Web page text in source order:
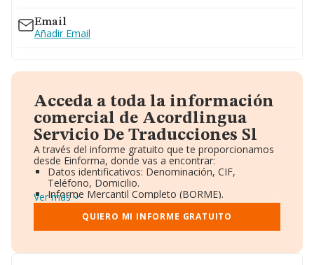
Email
Añadir Email
Acceda a toda la información
comercial de Acordlingua
Servicio De Traducciones Sl
A través del informe gratuito que te proporcionamos
desde Einforma, donde vas a encontrar:
Datos identificativos: Denominación, CIF,
Teléfono, Domicilio.
Informe Mercantil Completo (BORME).
Gráficos de Evolución Ventas y Empleados.
Consejo de Administración y Administradores.
Directivos y Ejecutivos.
Ver más
QUIERO MI INFORME GRATUITO